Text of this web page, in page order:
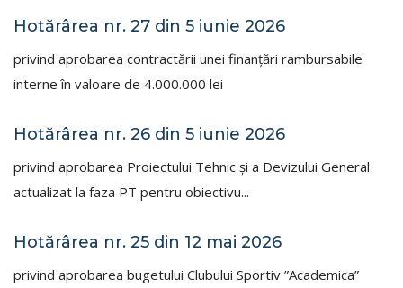
Hotărârea nr. 27 din 5 iunie 2026
privind aprobarea contractării unei finanţări rambursabile
interne în valoare de 4.000.000 lei
Hotărârea nr. 26 din 5 iunie 2026
privind aprobarea Proiectului Tehnic și a Devizului General
actualizat la faza PT pentru obiectivu...
Hotărârea nr. 25 din 12 mai 2026
privind aprobarea bugetului Clubului Sportiv ”Academica”